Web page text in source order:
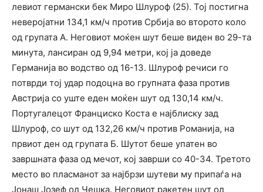
левиот германски бек Миро Шлуроф (25). Тој постигна
неверојатни 134,1 км/ч против Србија во второто коло
од групата А. Неговиот моќен шут беше виден во 29-та
минута, лансиран од 9,94 метри, кој ја доведе
Германија во водство од 16-13. Шлуроф речиси го
потврди тој удар подоцна во групната фаза против
Австрија со уште еден моќен шут од 130,14 км/ч.
Португалецот Франциско Коста е најблиску зад
Шлуроф, со шут од 132,26 км/ч против Романија, на
првиот ден од групата Б. Шутот беше упатен во
завршната фаза од мечот, кој заврши со 40-34. Третото
место во пласманот за најбрзи шутеви му припаѓа на
Јонаш Јозеф од Чешка. Неговиот ракетен шут од